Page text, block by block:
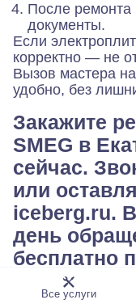
После ремонта
документы.
Если
корректно — не
Вызов мастера
удобно, без
Закажите
SMEG в
сейчас.
или
iceberg.ru.
день
бесплатно
Гарантия
картой
Все услуги